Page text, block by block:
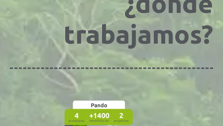
trabajamos?